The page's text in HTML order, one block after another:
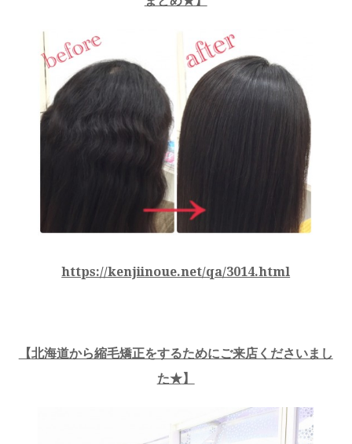
https://kenjiinoue.net/qa/3014.html
【北海道から縮毛矯正をするためにご来店くださいまし
た★】